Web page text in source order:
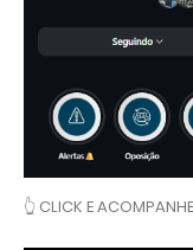
👆 CLICK E